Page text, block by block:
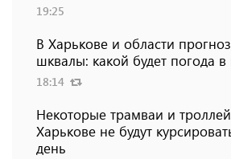
19:25
В Харькове и области
шквалы: какой будет погода
18:14
Некоторые трамваи и
Харькове не будут
день